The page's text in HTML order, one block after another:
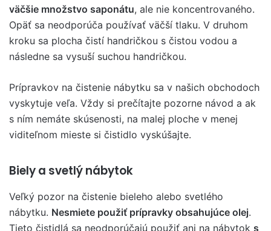
väčšie množstvo saponátu, ale nie koncentrovaného.
Opäť sa neodporúča používať väčší tlaku. V druhom
kroku sa plocha čistí handričkou s čistou vodou a
následne sa vysuší suchou handričkou.
Prípravkov na čistenie nábytku sa v našich obchodoch
vyskytuje veľa. Vždy si prečítajte pozorne návod a ak
s ním nemáte skúsenosti, na malej ploche v menej
viditeľnom mieste si čistidlo vyskúšajte.
Biely a svetlý nábytok
Veľký pozor na čistenie bieleho alebo svetlého
nábytku. Nesmiete použiť prípravky obsahujúce olej.
Tieto čistidlá sa neodporúčajú použiť ani na nábytok s